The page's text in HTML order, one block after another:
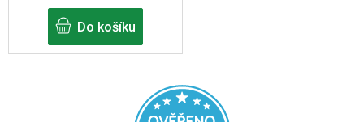
Do košíku